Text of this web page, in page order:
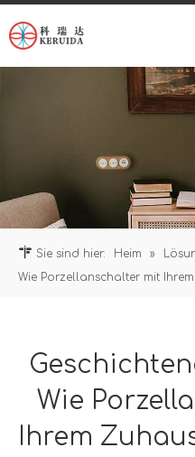
Sie sind hier: Heim »
Wie Porzellanschalter mit
Wie
Ihrem